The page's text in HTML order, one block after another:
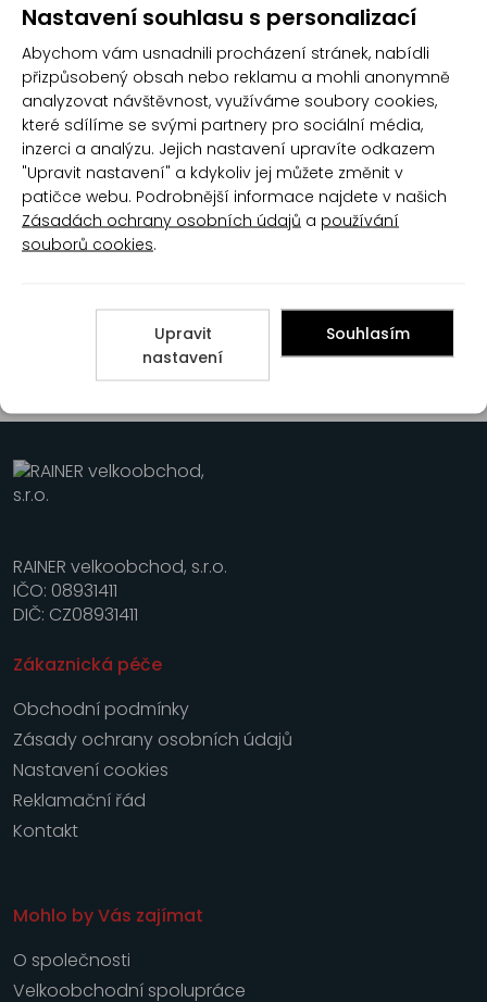
Glysolid krém na ruce
Classica, 200 ml
Glysolid krém na ruce
Classica, 100 ml
Classica, tuba 100 ml
1
RAINER velkoobchod, s.r.o.
IČO: 08931411
DIČ: CZ08931411
Zákaznická péče
Obchodní podmínky
Zásady ochrany osobních údajů
Nastavení cookies
Reklamační řád
Kontakt
Mohlo by Vás zajímat
O společnosti
Velkoobchodní spolupráce
Nastavení souhlasu s personalizací
Abychom vám usnadnili procházení stránek, nabídli
přizpůsobený obsah nebo reklamu a mohli anonymně
analyzovat návštěvnost, využíváme soubory cookies,
které sdílíme se svými partnery pro sociální média,
inzerci a analýzu. Jejich nastavení upravíte odkazem
"Upravit nastavení" a kdykoliv jej můžete změnit v
patičce webu. Podrobnější informace najdete v našich
Zásadách ochrany osobních údajů a používání
souborů cookies.
Upravit
nastavení
Souhlasím